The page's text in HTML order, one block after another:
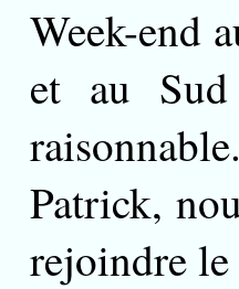
Week-end
et au Sud
Patrick,
rejoindre le